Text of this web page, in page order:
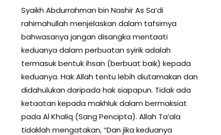
Syaikh Abdurrahman bin Nashir As Sa’di
rahimahullah menjelaskan dalam tafsirnya
bahwasanya jangan disangka mentaati
keduanya dalam perbuatan syirik adalah
termasuk bentuk ihsan (berbuat baik) kepada
keduanya. Hak Allah tentu lebih diutamakan dan
didahulukan daripada hak siapapun. Tidak ada
ketaatan kepada makhluk dalam bermaksiat
pada Al Khaliq (Sang Pencipta). Allah Ta’ala
tidaklah mengatakan, “Dan jika keduanya